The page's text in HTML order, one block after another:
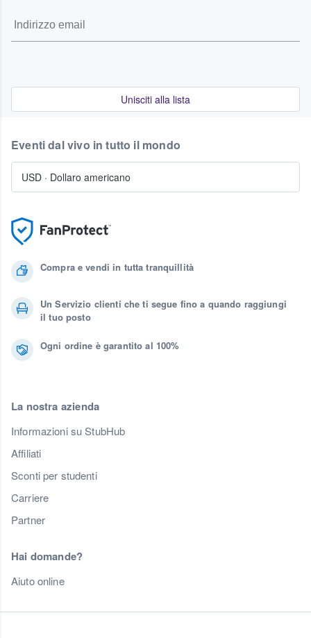
Unisciti alla lista
Compra e vendi in tutta tranquillità
Un Servizio clienti che ti segue fino a quando raggiungi
il tuo posto
Ogni ordine è garantito al 100%
La nostra azienda
Informazioni su StubHub
Affiliati
Sconti per studenti
Carriere
Partner
Hai domande?
Aiuto online
Eventi dal vivo in tutto il mondo
USD · Dollaro americano